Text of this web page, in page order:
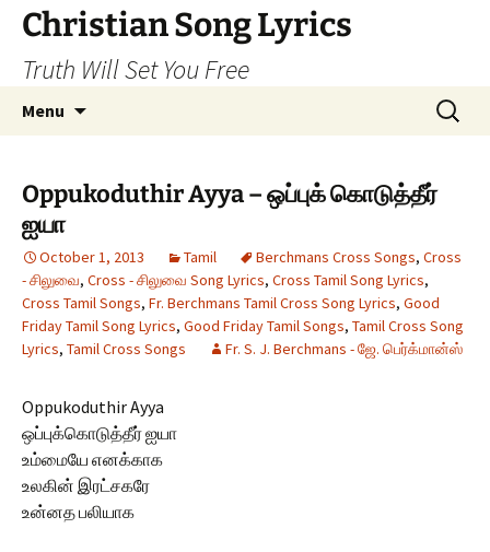
Skip
content
Christian Song Lyrics
Truth Will Set You Free
Menu
Search
for:
Oppukoduthir Ayya – ஒப்புக் கொடுத்தீர்
ஐயா
October 1, 2013 Tamil Berchmans Cross Songs, Cross
- சிலுவை, Cross - சிலுவை Song Lyrics, Cross Tamil Song Lyrics,
Cross Tamil Songs, Fr. Berchmans Tamil Cross Song Lyrics, Good
Friday Tamil Song Lyrics, Good Friday Tamil Songs, Tamil Cross Song
Lyrics, Tamil Cross Songs Fr. S. J. Berchmans - ஜே. பெர்க்மான்ஸ்
Oppukoduthir Ayya
ஒப்புக்கொடுத்தீர் ஐயா
உம்மையே எனக்காக
உலகின் இரட்சகரே
உன்னத பலியாக